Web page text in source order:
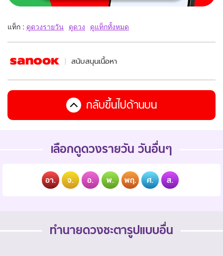
แท็ก : ดูดวงรายวัน ดูดวง ดูแท็กทั้งหมด
สนับสนุนเนื้อหา
กลับขึ้นไปด้านบน
เลือกดูดวงรายวัน วันอื่นๆ
อา. จ. อ. พ. พฤ. ศ. ส.
ทำนายดวงชะตารูปแบบอื่น